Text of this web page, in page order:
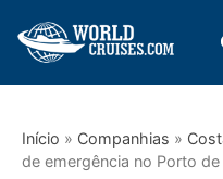
Início » Companhias »
de emergência no Porto de